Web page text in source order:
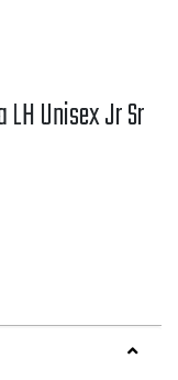
Unisex Jr Sr